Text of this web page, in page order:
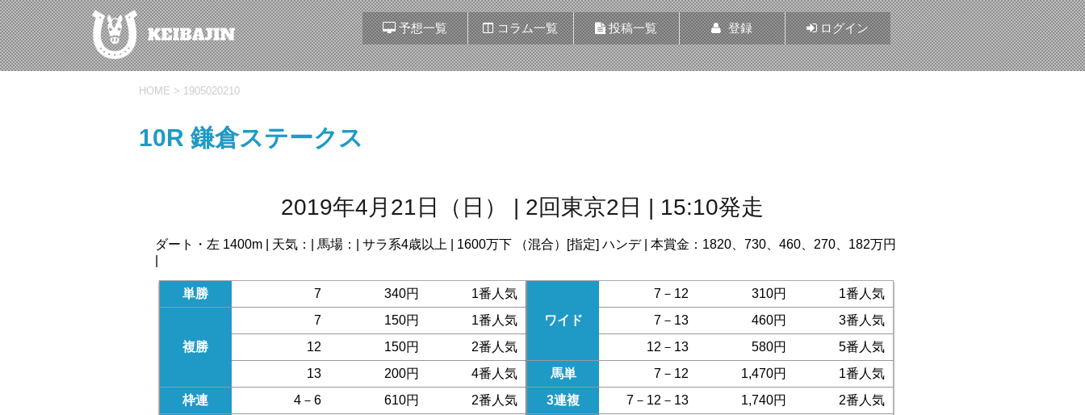
予想一覧 コラム一覧 投稿一覧 登録 ログイン
HOME > 1905020210
10R 鎌倉ステークス
2019年4月21日（日） | 2回東京2日 | 15:10発走
ダート・左 1400m | 天気：| 馬場：| サラ系4歳以上 | 1600万下 （混合）[指定] ハンデ | 本賞金：1820、730、460、270、182万円
単勝 7 340円 1番人気
複勝
7 150円
1番人気
12
150円
2番人気
13
200円
4番人気
枠連
4－6 610円
2番人気
ワイド
7－12 310円
1番人気
7－13
460円
3番人気
12－13
580円
5番人気
馬単
7－12 1,470円
1番人気
3連複
7－12－13 1,740円
2番人気